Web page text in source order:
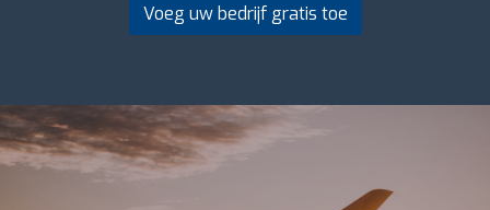
Voeg uw bedrijf gratis toe